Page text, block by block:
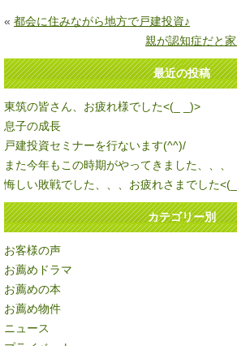
« 都会に住みながら地方で戸建投資♪
親が認知症だと
最近の投稿
東筑の皆さん、お疲れ様でした<(_ _)>
息子の成長
戸建投資セミナーを行ないます(^^)/
また今年もこの時期がやってきました、、、
悔しい敗戦でした、、、お疲れさまでした
カテゴリー別
お客様の声
お薦めドラマ
お薦めの本
お薦め物件
ニュース